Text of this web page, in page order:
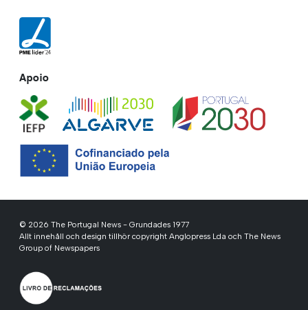
Apoio
© 2026 The Portugal News - Grundades 1977
Allt innehåll och design tillhör copyright Anglopress Lda och The News
Group of Newspapers